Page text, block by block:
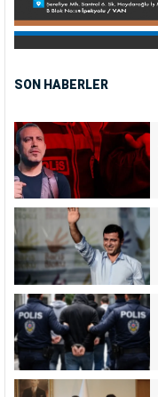
SON HABERLER